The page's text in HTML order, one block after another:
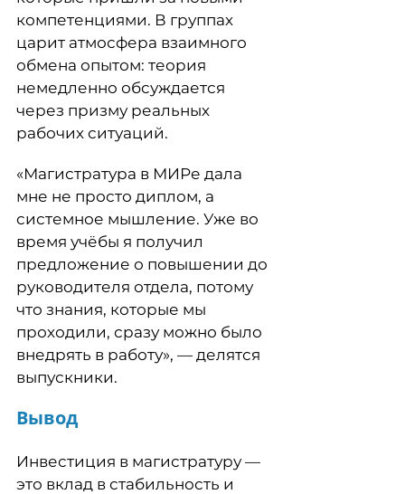
компетенциями. В группах
царит атмосфера взаимного
обмена опытом: теория
немедленно обсуждается
через призму реальных
рабочих ситуаций.
«Магистратура в МИРе дала
мне не просто диплом, а
системное мышление. Уже во
время учёбы я получил
предложение о повышении до
руководителя отдела, потому
что знания, которые мы
проходили, сразу можно было
внедрять в работу», — делятся
выпускники.
Вывод
Инвестиция в магистратуру —
это вклад в стабильность и